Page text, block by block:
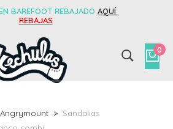
BAREFOOT REBAJADO AQUÍ
REBAJAS
0
Angrymount
Sandalias